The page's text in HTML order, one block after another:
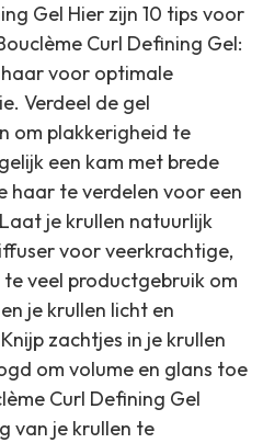
Gel Hier zijn 10 tips voor
Curl Defining Gel:
voor optimale
Verdeel de gel
om plakkerigheid te
een kam met brede
haar te verdelen voor een
je krullen natuurlijk
voor veerkrachtige,
veel productgebruik om
je krullen licht en
zachtjes in je krullen
om volume en glans toe
Curl Defining Gel
van je krullen te